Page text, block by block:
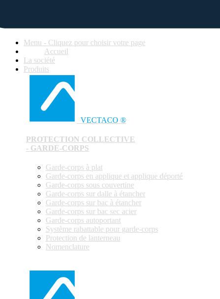
Menu - Cliquez pour choisir votre page
Accueil
La société
Produits
VECTACO ®
PROTECTION COLLECTIVE
- GARDE-CORPS
Garde-corps à plat
Garde-corps en applique et applique déporté
Garde-corps sous couvertine
Garde-corps sur dalle à étancher
Garde-corps sur bac à étancher
Garde-corps sur bac sec acier
Garde-corps autoportant
Système rabattable pour garde-corps
Protection de lanterneau
Nomenclature